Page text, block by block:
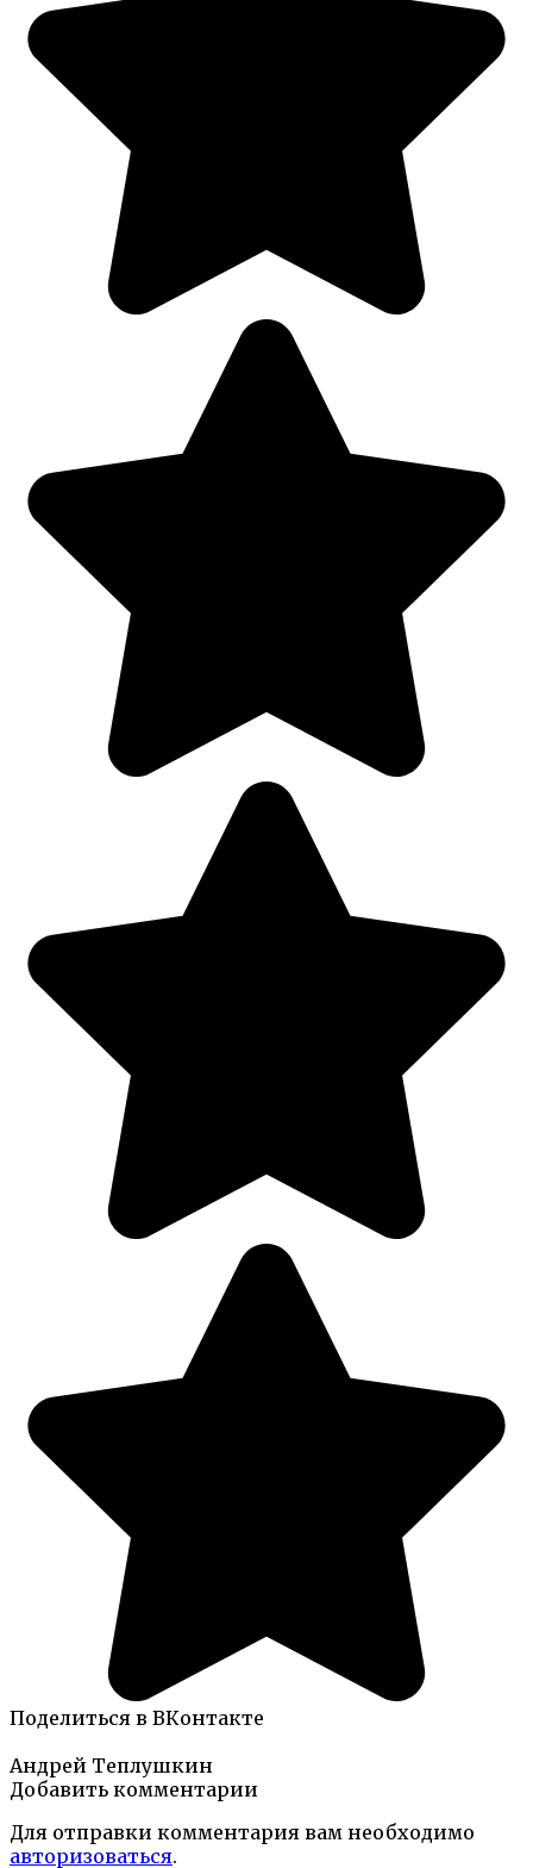
Поделиться в ВКонтакте
Андрей Теплушкин
Добавить комментарии
Для отправки комментария вам необходимо
авторизоваться.